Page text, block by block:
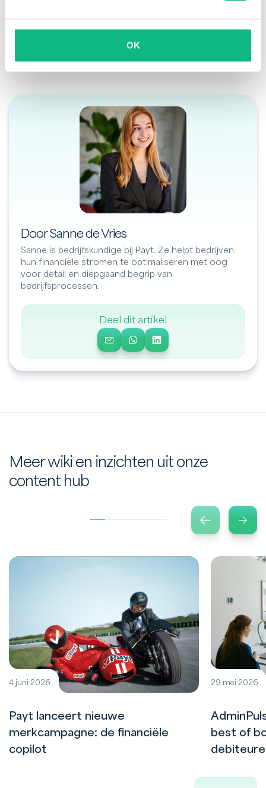
OK
uitblijven dan bepaal je zelf wanneer je een
Door Sanne de Vries
Sanne is bedrijfskundige bij Payt. Ze helpt bedrijven
hun financiële stromen te optimaliseren met oog
voor detail en diepgaand begrip van
bedrijfsprocessen.
Deel dit artikel
Meer wiki en inzichten uit onze
content hub
4 juni 2026
Payt lanceert nieuwe
merkcampagne: de financiële
copilot
29 mei 2026
best of